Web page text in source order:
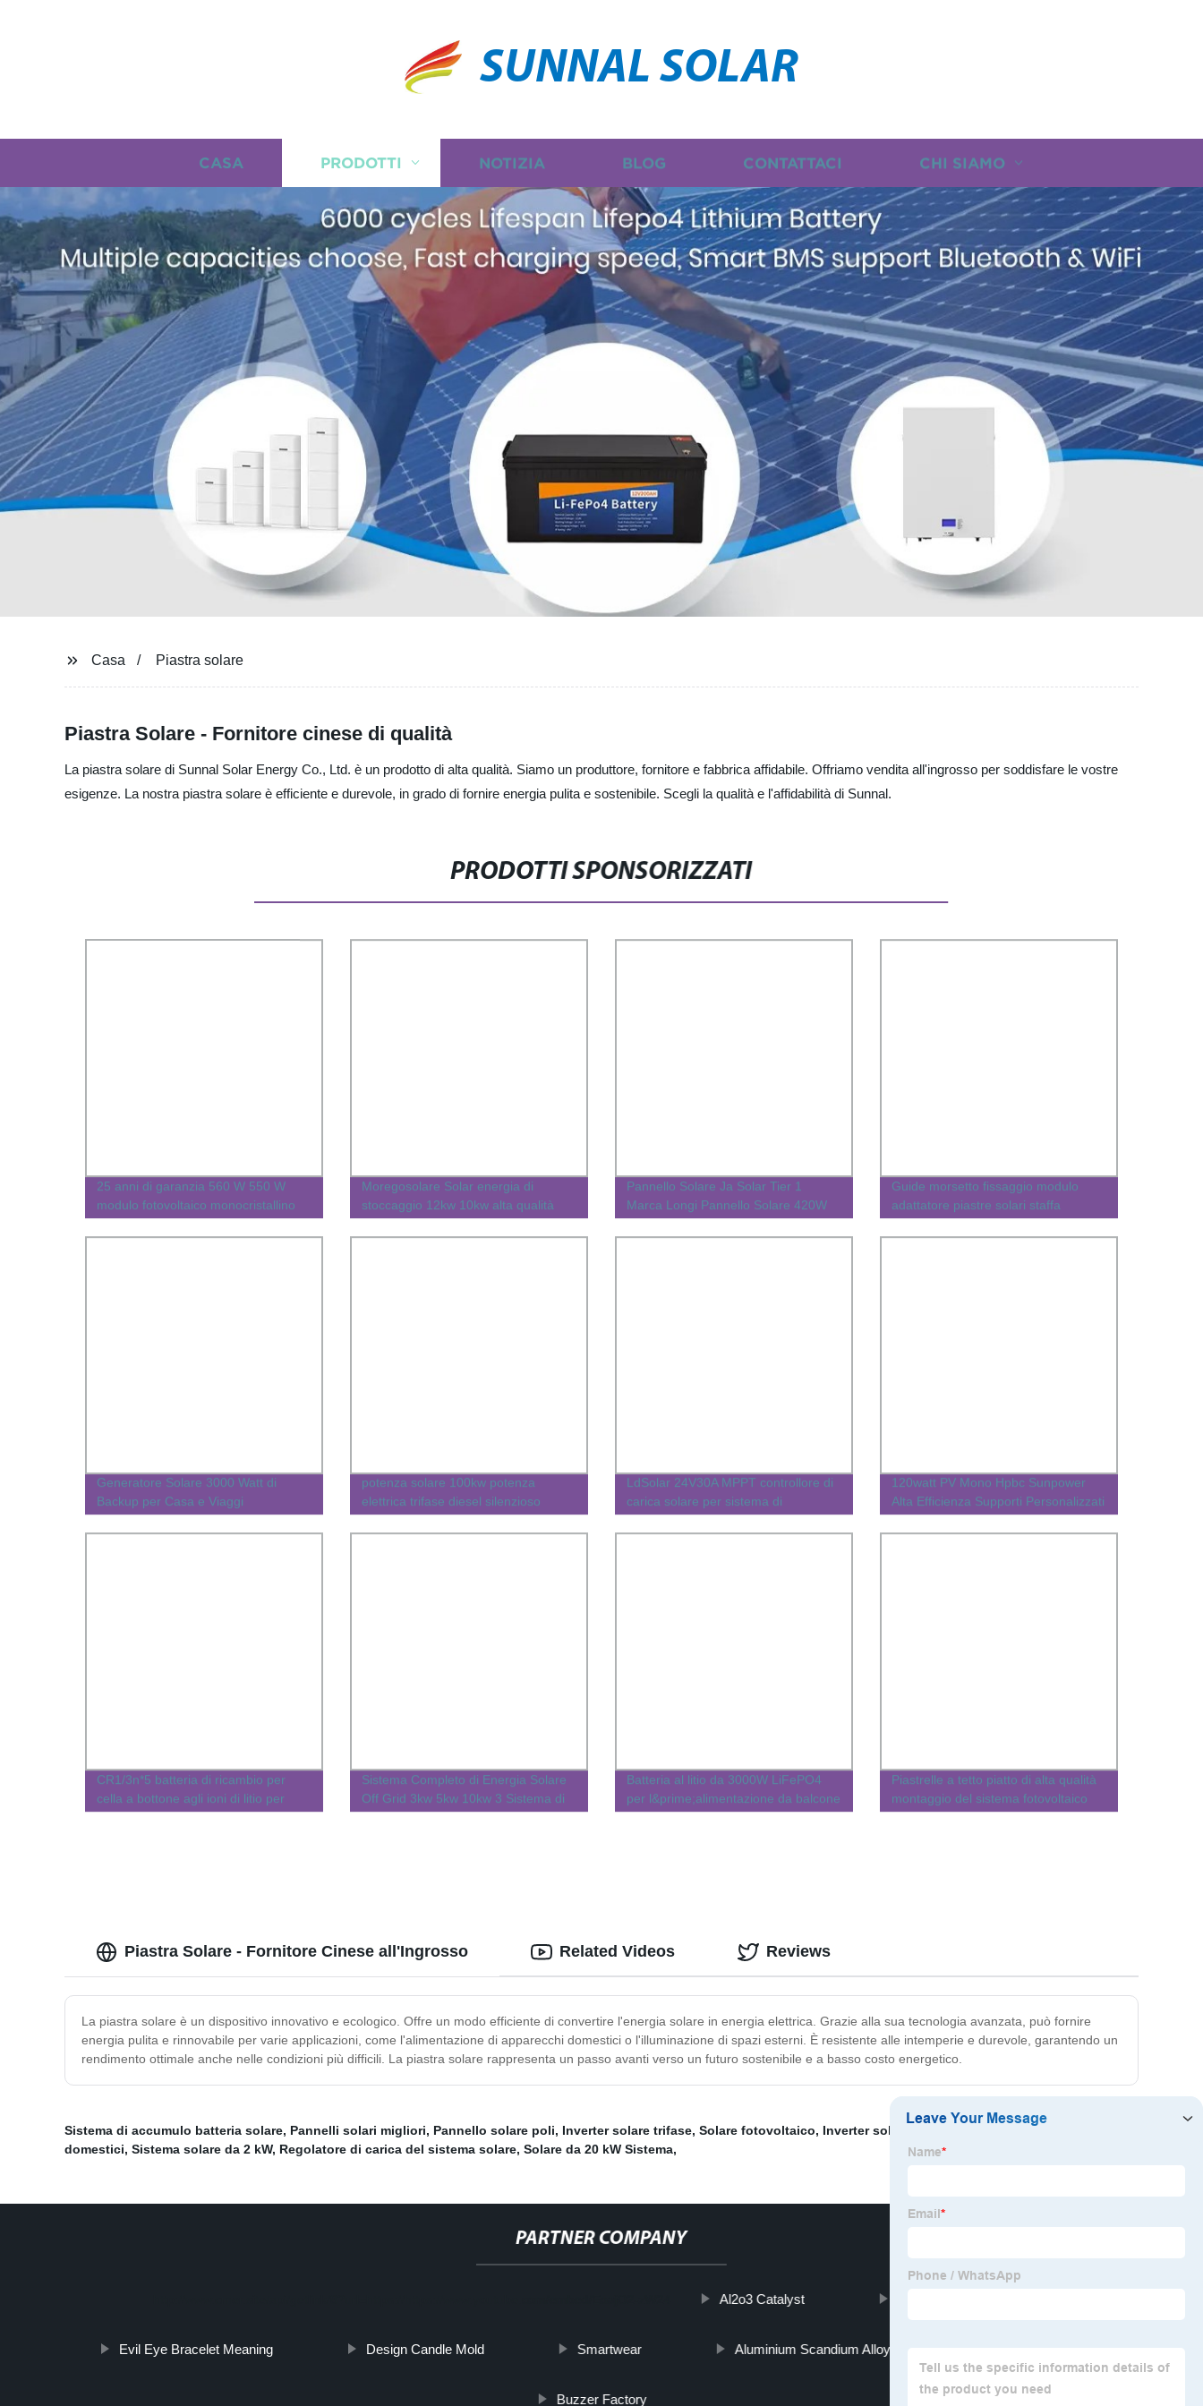
SUNNAL SOLAR
CASA PRODOTTI NOTIZIA BLOG CONTATTACI CHI SIAMO
Casa Piastra solare
Piastra Solare - Fornitore cinese di qualità
La piastra solare di Sunnal Solar Energy Co., Ltd. è un prodotto di alta qualità. Siamo un produttore, fornitore e fabbrica affidabile. Offriamo vendita all'ingrosso per soddisfare le vostre
esigenze. La nostra piastra solare è efficiente e durevole, in grado di fornire energia pulita e sostenibile. Scegli la qualità e l'affidabilità di Sunnal.
PRODOTTI SPONSORIZZATI
25 anni di garanzia 560 W 550 W
modulo fotovoltaico monocristallino
540 W Solar Pannello per sistema
domestico con certificati completi
Moregosolare Solar energia di
stoccaggio 12kw 10kw alta qualità
solare Pannelli batteria al litio Growatt
inverter ibrido
Pannello Solare Ja Solar Tier 1
Marca Longi Pannello Solare 420W
per Casa 405W 400W 550W 575watt
Tina Pannelli Canadesi Jinko
Guide morsetto fissaggio modulo
adattatore piastre solari staffa
Generatore Solare 3000 Watt di
Backup per Casa e Viaggi
potenza solare 100kw potenza
elettrica trifase diesel silenzioso
Generatore
LdSolar 24V30A MPPT controllore di
carica solare per sistema di
alimentazione solare
120watt PV Mono Hpbc Sunpower
Alta Efficienza Supporti Personalizzati
Fotovoltaico Potenza Pannello Solare
Ricarica per Esterno RV Campeggio
CR1/3n*5 batteria di ricambio per
cella a bottone agli ioni di litio per
conservazione solare Batteria
Sistema Completo di Energia Solare
Off Grid 3kw 5kw 10kw 3 Sistema di
Pannelli Solari con Stoccaggio
Batteria al litio da 3000W LiFePO4
per l&prime;alimentazione da balcone
Piastrelle a tetto piatto di alta qualità
montaggio del sistema fotovoltaico
solare su Solar per tetto in cemento
Piastra Solare - Fornitore Cinese all'Ingrosso
La piastra solare è un dispositivo innovativo e ecologico. Offre un modo efficiente di convertire l'energia solare in energia elettrica. Grazie alla sua tecnologia avanzata, può fornire
energia pulita e rinnovabile per varie applicazioni, come l'alimentazione di apparecchi domestici o l'illuminazione di spazi esterni. È resistente alle intemperie e durevole, garantendo un
rendimento ottimale anche nelle condizioni più difficili. La piastra solare rappresenta un passo avanti verso un futuro sostenibile e a basso costo energetico.
Related Videos Reviews
Sistema di accumulo batteria solare, Pannelli solari migliori, Pannello solare poli, Inverter solare trifase, Solare fotovoltaico, Inverter solare ibrido
Sistema di pannelli solari
domestici, Sistema solare da 2 kW, Regolatore di carica del sistema solare, Solare da 20 kW Sistema,
PARTNER COMPANY
Al2o3 Catalyst
Evil Eye Bracelet Meaning Design Candle Mold Smartwear Aluminium Scandium Alloy
Buzzer Factory